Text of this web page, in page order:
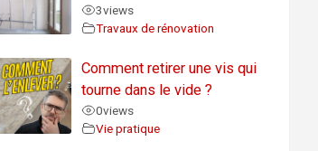
3views
Travaux de rénovation
Comment retirer une vis qui
tourne dans le vide ?
0views
Vie pratique